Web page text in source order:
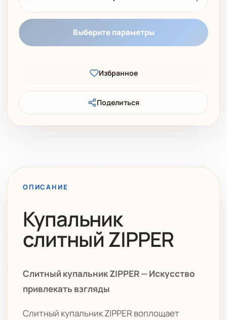
Выберите параметры
Избранное
Поделиться
ОПИСАНИЕ
Купальник
слитный ZIPPER
Слитный купальник ZIPPER — Искусство
привлекать взгляды
Слитный купальник ZIPPER воплощает